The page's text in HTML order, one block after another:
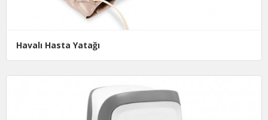
Havalı Hasta Yatağı